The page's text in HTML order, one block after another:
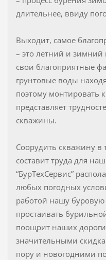
длительнее, ввиду
Выходит, самое
– это летний и
свои благоприятные
грунтовые воды
поэтому монтировать
представляет
скважины.
Соорудить скважину
составит труда для
“БурТехСервис”
любых погодных
работой нашу буровую
простаивать
поощрит наших
значительными
пору и новогодними